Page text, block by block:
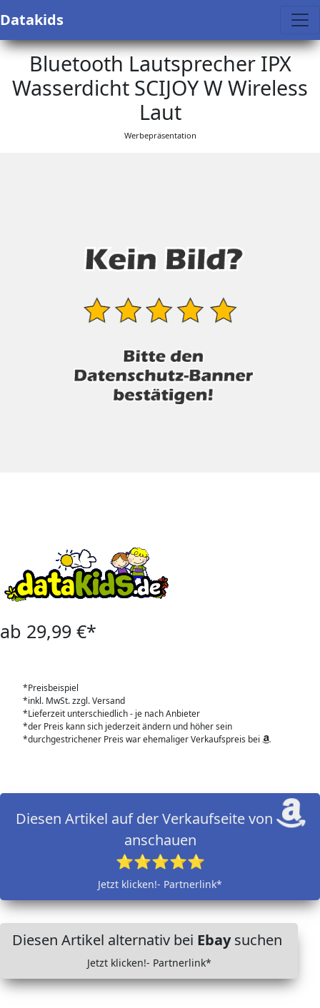
Datakids
Bluetooth Lautsprecher IPX
Wasserdicht SCIJOY W Wireless
Laut
Werbepräsentation
ab 29,99 €*
*Preisbeispiel
*inkl. MwSt. zzgl. Versand
*Lieferzeit unterschiedlich - je nach Anbieter
*der Preis kann sich jederzeit ändern und höher sein
*durchgestrichener Preis war ehemaliger Verkaufspreis bei
Diesen Artikel auf der Verkaufseite von
anschauen
⭐⭐⭐⭐⭐
Jetzt klicken!- Partnerlink*
Diesen Artikel alternativ bei Ebaysuchen
Jetzt klicken!- Partnerlink*